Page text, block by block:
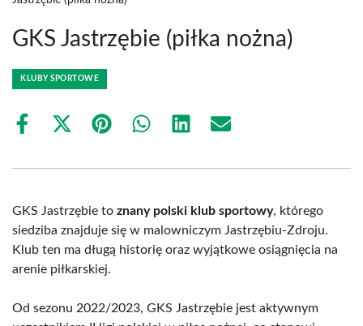
GKS Jastrzębie (piłka nożna)
KLUBY SPORTOWE
Share
Share
(Twitter)
Share Share Share Share
GKS Jastrzębie to znany polski klub sportowy, którego
siedziba znajduje się w malowniczym Jastrzębiu-Zdroju.
Klub ten ma długą historię oraz wyjątkowe osiągnięcia na
arenie piłkarskiej.
Od sezonu 2022/2023, GKS Jastrzębie jest aktywnym